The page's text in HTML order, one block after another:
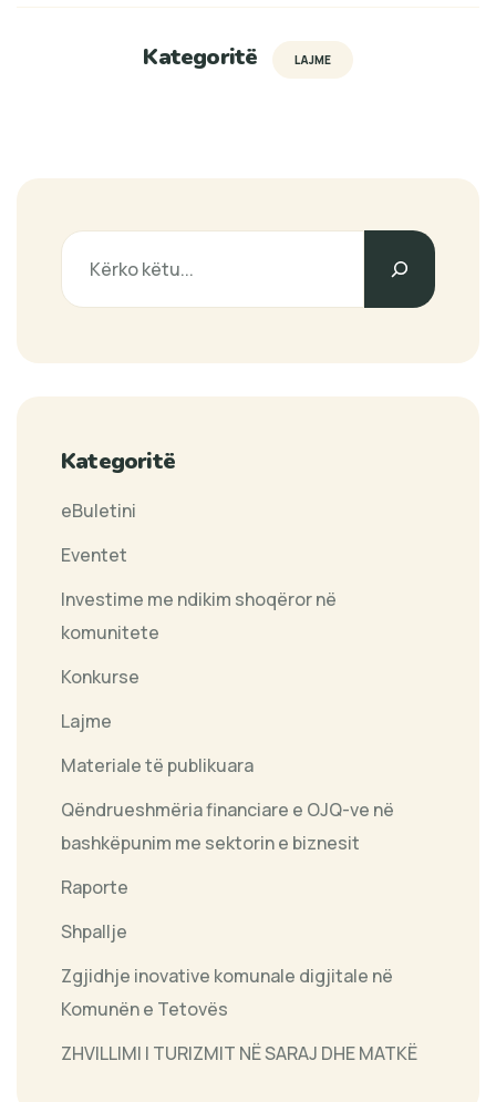
Kategoritë LAJME
Search
Kategoritë
eBuletini
Eventet
Investime me ndikim shoqëror në
komunitete
Konkurse
Lajme
Materiale të publikuara
Qëndrueshmëria financiare e OJQ-ve në
bashkëpunim me sektorin e biznesit
Raporte
Shpallje
Zgjidhje inovative komunale digjitale në
Komunën e Tetovës
ZHVILLIMI I TURIZMIT NË SARAJ DHE MATKË